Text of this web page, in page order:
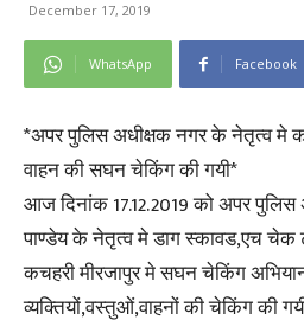
December 17, 2019
WhatsApp Facebook
*अपर पुलिस अधीक्षक नगर के नेतृत्व मे
वाहन की सघन चेकिंग की गयी*
आज दिनांक 17.12.2019 को अपर
पाण्डेय के नेतृत्व मे डाग स्कावड,एच चेक
कचहरी मीरजापुर मे सघन चेकिंग
व्यक्तियों,वस्तुओं,वाहनों की चेकिंग की